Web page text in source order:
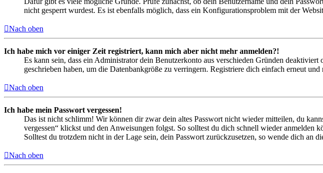
nicht gesperrt wurdest. Es ist ebenfalls möglich, dass ein Konfigurationsproblem mit der
Nach oben
Ich habe mich vor einiger Zeit registriert, kann mich aber nicht mehr anmelden?!
Es kann sein, dass ein Administrator dein Benutzerkonto aus verschieden Gründen
geschrieben haben, um die Datenbankgröße zu verringern. Registriere dich einfach erneut
Nach oben
Ich habe mein Passwort vergessen!
Das ist nicht schlimm! Wir können dir zwar dein altes Passwort nicht wieder mitteilen, du
vergessen“ klickst und den Anweisungen folgst. So solltest du dich schnell wieder anmelden
Solltest du trotzdem nicht in der Lage sein, dein Passwort zurückzusetzen, so wende dich an
Nach oben